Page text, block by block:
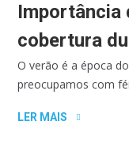
Importância
cobertura
O verão é a época
preocupamos com
LER MAIS